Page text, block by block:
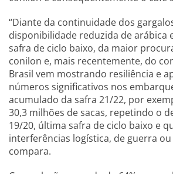
“Diante da continuidade dos
disponibilidade reduzida de arábica
safra de ciclo baixo, da maior
conilon e, mais recentemente, do
Brasil vem mostrando resiliência e
números significativos nos
acumulado da safra 21/22, por
30,3 milhões de sacas, repetindo o
19/20, última safra de ciclo baixo e
interferências logística, de guerra
compara.